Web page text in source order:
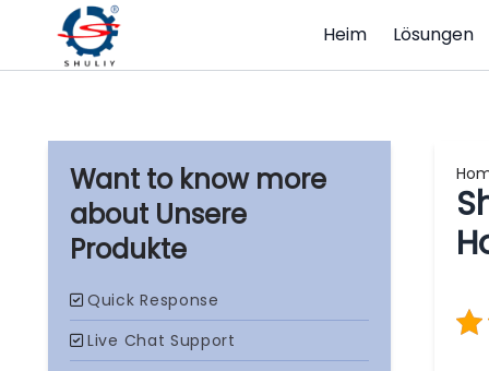
Heim Lösungen
Unsere
Produkte